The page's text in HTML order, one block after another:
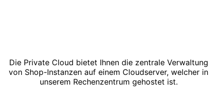
Die Private Cloud bietet Ihnen die zentrale Verwaltung
von Shop-Instanzen auf einem Cloudserver, welcher in
unserem Rechenzentrum gehostet ist.